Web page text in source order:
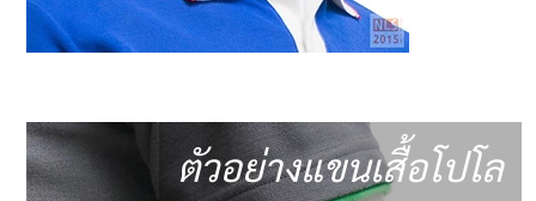
ตัวอย่างแขนเสื้อโปโล